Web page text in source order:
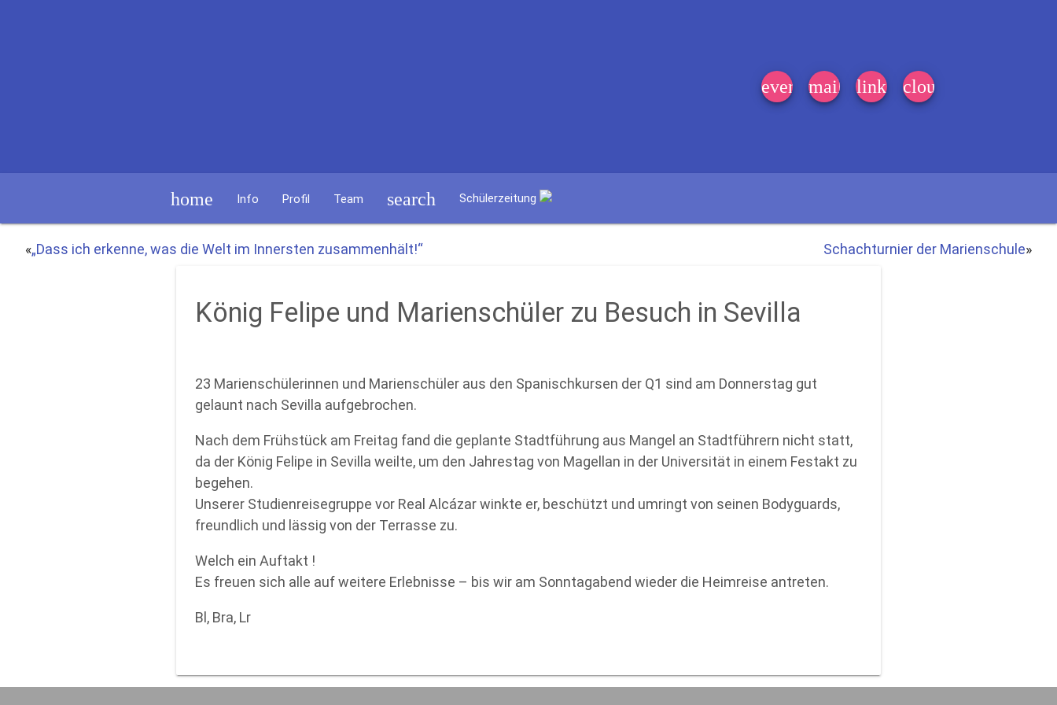
event_note
mail link cloud
home Info Profil Team search Schülerzeitung
«„Dass ich erkenne, was die Welt im Innersten zusammenhält!“ Schachturnier der Marienschule»
König Felipe und Marienschüler zu Besuch in Sevilla
23 Marienschülerinnen und Marienschüler aus den Spanischkursen der Q1 sind am Donnerstag gut
gelaunt nach Sevilla aufgebrochen.
Nach dem Frühstück am Freitag fand die geplante Stadtführung aus Mangel an Stadtführern nicht statt,
da der König Felipe in Sevilla weilte, um den Jahrestag von Magellan in der Universität in einem Festakt zu
begehen.
Unserer Studienreisegruppe vor Real Alcázar winkte er, beschützt und umringt von seinen Bodyguards,
freundlich und lässig von der Terrasse zu.
Welch ein Auftakt !
Es freuen sich alle auf weitere Erlebnisse – bis wir am Sonntagabend wieder die Heimreise antreten.
Bl, Bra, Lr